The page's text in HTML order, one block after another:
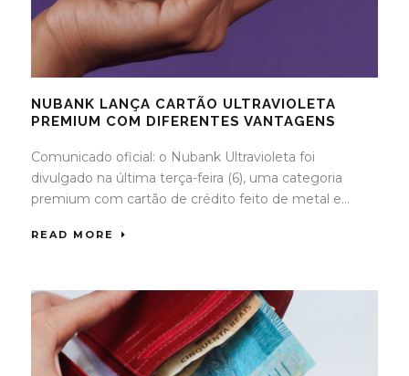
NUBANK LANÇA CARTÃO ULTRAVIOLETA
PREMIUM COM DIFERENTES VANTAGENS
Comunicado oficial: o Nubank Ultravioleta foi
divulgado na última terça-feira (6), uma categoria
premium com cartão de crédito feito de metal e...
READ MORE